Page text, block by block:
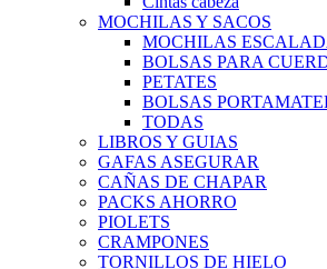
MOCHILAS Y SACOS
MOCHILAS
BOLSAS PARA
PETATES
BOLSAS
TODAS
LIBROS Y GUIAS
GAFAS ASEGURAR
CAÑAS DE CHAPAR
PACKS AHORRO
PIOLETS
CRAMPONES
TORNILLOS DE HIELO